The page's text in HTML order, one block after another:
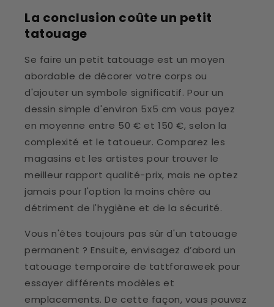
La conclusion coûte un petit
tatouage
Se faire un petit tatouage est un moyen
abordable de décorer votre corps ou
d'ajouter un symbole significatif. Pour un
dessin simple d'environ 5x5 cm vous payez
en moyenne entre 50 € et 150 €, selon la
complexité et le tatoueur. Comparez les
magasins et les artistes pour trouver le
meilleur rapport qualité-prix, mais ne optez
jamais pour l'option la moins chère au
détriment de l'hygiène et de la sécurité.
Vous n'êtes toujours pas sûr d'un tatouage
permanent ? Ensuite, envisagez d’abord un
tatouage temporaire de tattforaweek pour
essayer différents modèles et
emplacements. De cette façon, vous pouvez